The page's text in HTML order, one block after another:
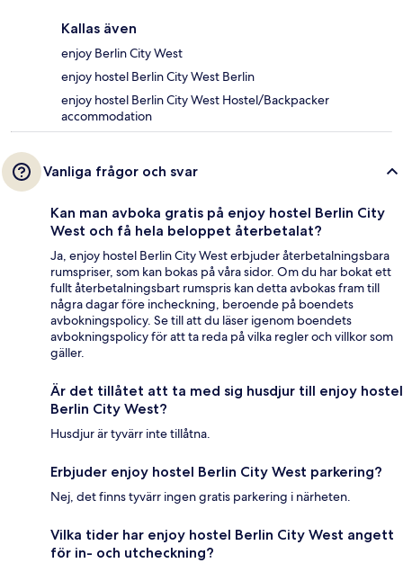
Kallas även
enjoy Berlin City West
enjoy hostel Berlin City West Berlin
enjoy hostel Berlin City West Hostel/Backpacker
accommodation
Vanliga frågor och svar
Kan man avboka gratis på enjoy hostel Berlin City
West och få hela beloppet återbetalat?
Ja, enjoy hostel Berlin City West erbjuder återbetalningsbara
rumspriser, som kan bokas på våra sidor. Om du har bokat ett
fullt återbetalningsbart rumspris kan detta avbokas fram till
några dagar före incheckning, beroende på boendets
avbokningspolicy. Se till att du läser igenom boendets
avbokningspolicy för att ta reda på vilka regler och villkor som
gäller.
Är det tillåtet att ta med sig husdjur till enjoy hostel
Berlin City West?
Husdjur är tyvärr inte tillåtna.
Erbjuder enjoy hostel Berlin City West parkering?
Nej, det finns tyvärr ingen gratis parkering i närheten.
Vilka tider har enjoy hostel Berlin City West angett
för in- och utcheckning?